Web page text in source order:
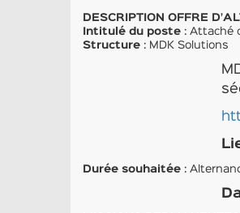
DESCRIPTION OFFRE
Intitulé du poste : Attaché
Structure : MDK Solutions
Durée souhaitée :